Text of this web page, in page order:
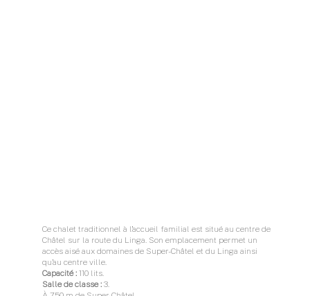
Ce chalet traditionnel à l’accueil familial est situé au centre de
Châtel sur la route du Linga. Son emplacement permet un
accès aisé aux domaines de Super-Châtel et du Linga ainsi
qu’au centre ville.
Capacité :110 lits.
Salle de classe :3.